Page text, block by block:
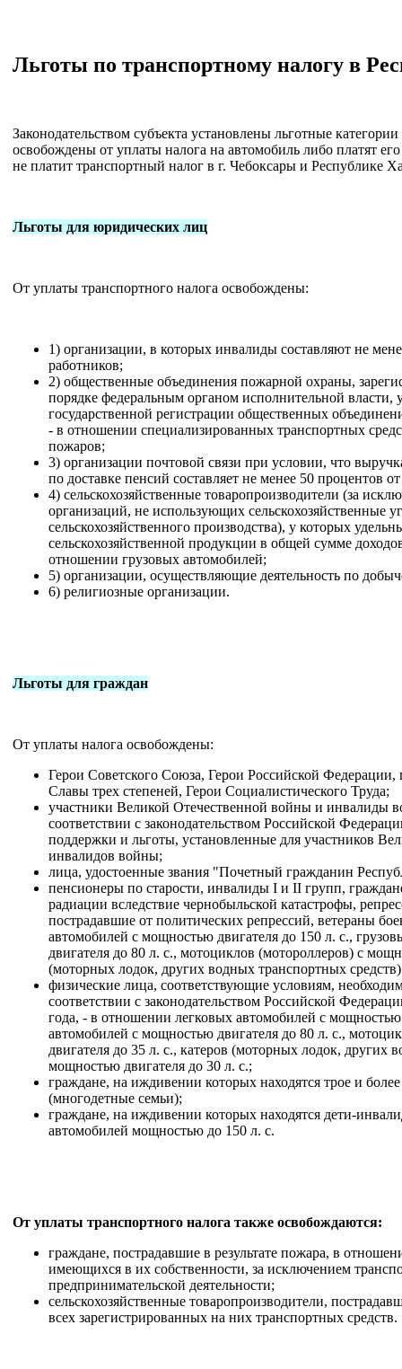
Льготы по транспортному налогу в
Законодательством субъекта установлены льготные
освобождены от уплаты налога на автомобиль либо платят
не платит транспортный налог в г. Чебоксары и Республике
Льготы для юридических лиц
От уплаты транспортного налога освобождены:
1) организации, в которых инвалиды составляют не
работников;
2) общественные объединения пожарной охраны,
порядке федеральным органом исполнительной
государственной регистрации общественных
- в отношении специализированных транспортных
пожаров;
3) организации почтовой связи при условии, что
по доставке пенсий составляет не менее 50 процентов
4) сельскохозяйственные товаропроизводители (за
организаций, не использующих сельскохозяйственные
сельскохозяйственного производства), у которых
сельскохозяйственной продукции в общей сумме
отношении грузовых автомобилей;
5) организации, осуществляющие деятельность по
6) религиозные организации.
Льготы для граждан
От уплаты налога освобождены:
Герои Советского Союза, Герои Российской
Славы трех степеней, Герои Социалистического Труда;
участники Великой Отечественной войны и инвалиды
соответствии с законодательством Российской
поддержки и льготы, установленные для участников
инвалидов войны;
лица, удостоенные звания "Почетный гражданин
пенсионеры по старости, инвалиды I и II групп,
радиации вследствие чернобыльской катастрофы,
пострадавшие от политических репрессий, ветераны
автомобилей с мощностью двигателя до 150 л. с.,
двигателя до 80 л. с., мотоциклов (мотороллеров) с
(моторных лодок, других водных транспортных
физические лица, соответствующие условиям,
соответствии с законодательством Российской
года, - в отношении легковых автомобилей с мощностью
автомобилей с мощностью двигателя до 80 л. с.,
двигателя до 35 л. с., катеров (моторных лодок, других
мощностью двигателя до 30 л. с.;
граждане, на иждивении которых находятся трое и
(многодетные семьи);
граждане, на иждивении которых находятся дети-
автомобилей мощностью до 150 л. с.
От уплаты транспортного налога также освобождаются:
граждане, пострадавшие в результате пожара, в
имеющихся в их собственности, за исключением
предпринимательской деятельности;
сельскохозяйственные товаропроизводители,
всех зарегистрированных на них транспортных средств.